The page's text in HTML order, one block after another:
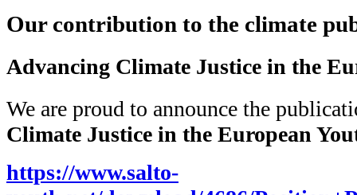
Our contribution to the climate
Advancing Climate Justice in the
We are proud to announce the
Climate Justice in the European
https://www.salto-